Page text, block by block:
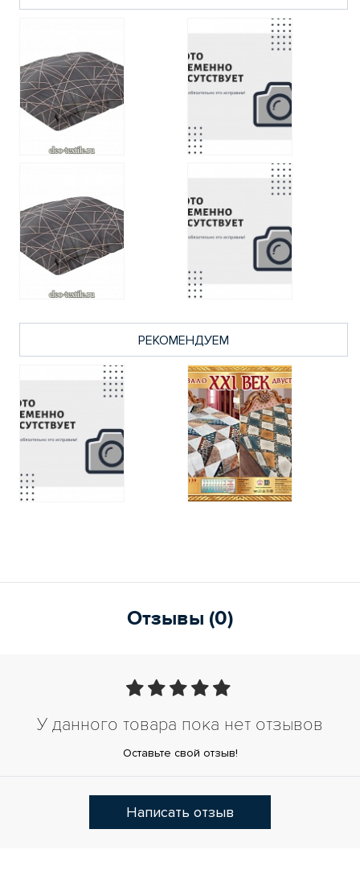
РЕКОМЕНДУЕМ
Отзывы (0)
У данного товара пока нет отзывов
Оставьте свой отзыв!
Написать отзыв